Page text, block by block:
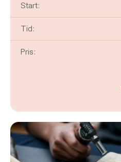
Start:
Tid:
Pris: